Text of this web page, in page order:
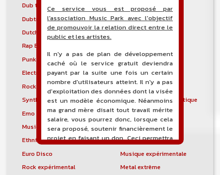
Dub techno
Dubstyle
Dubtronica
Dunedin sound
Dutch house
Early hardcore
Rap East Coast
Punk gaélique
Électro-industriel
Electronic body music
Musique électronique
Rock électronique
Electronicore
Synthpunk
Musique électroacoustique
Emo
Emo pop
Musique spectrale
Éthio-jazz
Ethnic electronica
Ethno-jazz
Euro Disco
Musique expérimentale
Rock expérimental
Metal extrême
Ce service vous est proposé par
l'association Music Park avec l'objectif
de promouvoir la relation direct entre le
public et les artistes.
Il n'y a pas de plan de développement
caché où le service gratuit deviendra
payant par la suite une fois un certain
nombre d'utilisateurs atteint. Il n'y a pas
d'exploitation des données dont la visée
est un modèle économique. Néanmoins
ma grand mère disait tout travail mérite
salaire, vous pourrez donc, lorsque cela
sera proposé, soutenir financièrement le
projet en faisant un don. Ceci permettra
de financer l'hébergement, le nom de
domaine, les heures de maintenance et
de développement du site, et peut-être